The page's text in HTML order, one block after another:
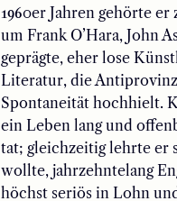
1960er Jahren gehörte
um Frank O’Hara, John
geprägte, eher lose
Literatur, die
Spontaneität hochhielt.
ein Leben lang und
tat; gleichzeitig lehrte er
wollte, jahrzehntelang
höchst seriös in Lohn